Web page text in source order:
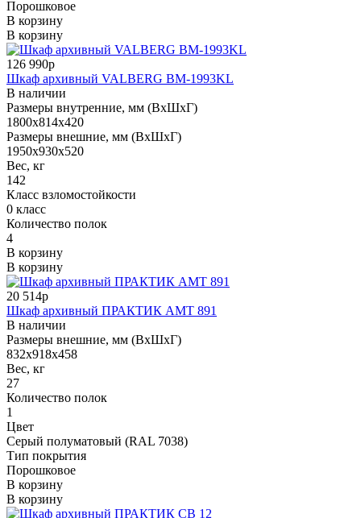
Порошковое
В корзину
В корзину
126 990р
Шкаф архивный VALBERG BM-1993KL
В наличии
Размеры внутренние, мм (ВхШхГ)
1800x814x420
Размеры внешние, мм (ВхШхГ)
1950x930x520
Вес, кг
142
Класс взломостойкости
0 класс
Количество полок
4
В корзину
В корзину
20 514р
Шкаф архивный ПРАКТИК AMT 891
В наличии
Размеры внешние, мм (ВхШхГ)
832x918x458
Вес, кг
27
Количество полок
1
Цвет
Серый полуматовый (RAL 7038)
Тип покрытия
Порошковое
В корзину
В корзину